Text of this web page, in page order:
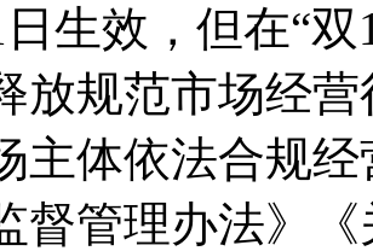
生效，但在“
放规范市场经
主体依法合规
督管理办法》